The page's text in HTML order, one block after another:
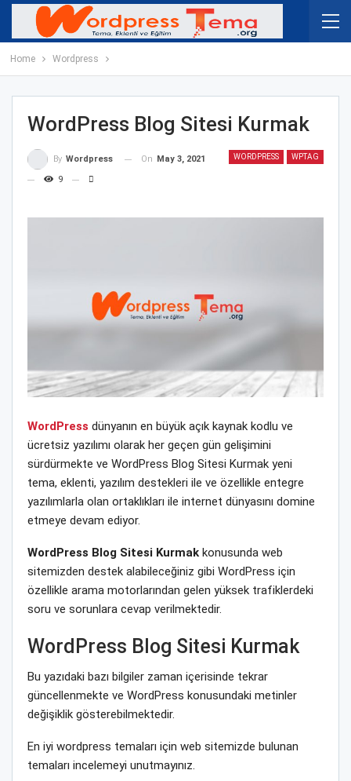
Home Wordpress
WordPress Blog Sitesi Kurmak
WORDPRESS WPTAG
By Wordpress On May 3, 2021
9
WordPress dünyanın en büyük açık kaynak kodlu ve
ücretsiz yazılımı olarak her geçen gün gelişimini
sürdürmekte ve WordPress Blog Sitesi Kurmak yeni
tema, eklenti, yazılım destekleri ile ve özellikle entegre
yazılımlarla olan ortaklıkları ile internet dünyasını domine
etmeye devam ediyor.
WordPress Blog Sitesi Kurmak konusunda web
sitemizden destek alabileceğiniz gibi WordPress için
özellikle arama motorlarından gelen yüksek trafiklerdeki
soru ve sorunlara cevap verilmektedir.
WordPress Blog Sitesi Kurmak
Bu yazıdaki bazı bilgiler zaman içerisinde tekrar
güncellenmekte ve WordPress konusundaki metinler
değişiklik gösterebilmektedir.
En iyi wordpress temaları için web sitemizde bulunan
temaları incelemeyi unutmayınız.